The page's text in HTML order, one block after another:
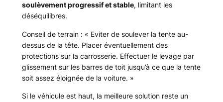
soulèvement progressif et stable, limitant les
déséquilibres.
Conseil de terrain : « Eviter de soulever la tente au-
dessus de la tête. Placer éventuellement des
protections sur la carrosserie. Effectuer le levage par
glissement sur les barres de toit jusqu’à ce que la tente
soit assez éloignée de la voiture. »
Si le véhicule est haut, la meilleure solution reste un